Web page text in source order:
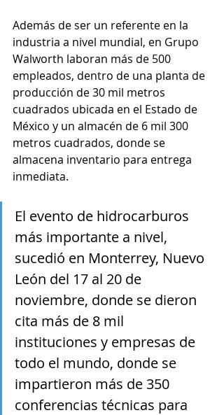
Además de ser un referente en la
industria a nivel mundial, en Grupo
Walworth laboran más de 500
empleados, dentro de una planta de
producción de 30 mil metros
cuadrados ubicada en el Estado de
México y un almacén de 6 mil 300
metros cuadrados, donde se
almacena inventario para entrega
inmediata.
El evento de hidrocarburos
más importante a nivel,
sucedió en Monterrey, Nuevo
León del 17 al 20 de
noviembre, donde se dieron
cita más de 8 mil
instituciones y empresas de
todo el mundo, donde se
impartieron más de 350
conferencias técnicas para